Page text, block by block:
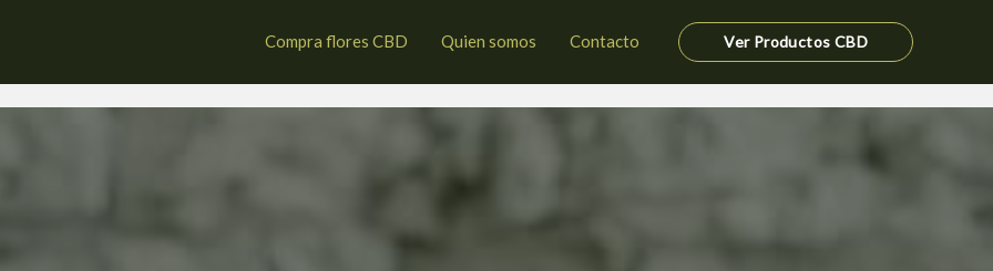
Compra flores CBD Quien somos Contacto Ver Productos CBD